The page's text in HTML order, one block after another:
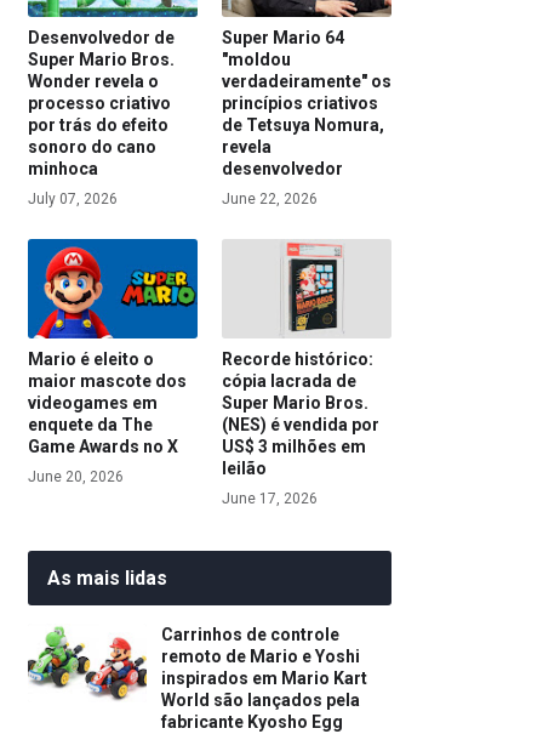
Desenvolvedor de
Super Mario Bros.
Wonder revela o
processo criativo
por trás do efeito
sonoro do cano
minhoca
July 07, 2026
Super Mario 64
"moldou
verdadeiramente" os
princípios criativos
de Tetsuya Nomura,
revela
desenvolvedor
June 22, 2026
Mario é eleito o
maior mascote dos
videogames em
enquete da The
Game Awards no X
June 20, 2026
Recorde histórico:
cópia lacrada de
Super Mario Bros.
(NES) é vendida por
US$ 3 milhões em
leilão
June 17, 2026
As mais lidas
Carrinhos de controle
remoto de Mario e Yoshi
inspirados em Mario Kart
World são lançados pela
fabricante Kyosho Egg